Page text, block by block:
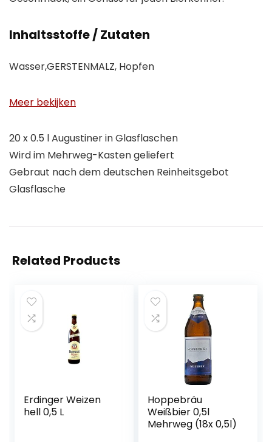
Inhaltsstoffe / Zutaten
Wasser,GERSTENMALZ, Hopfen
Meer bekijken
20 x 0.5 l Augustiner in Glasflaschen
Wird im Mehrweg-Kasten geliefert
Gebraut nach dem deutschen Reinheitsgebot
Glasflasche
Related Products
Erdinger Weizen
hell 0,5 L
Hoppebräu
Weißbier 0,5l
Mehrweg (18x 0,5l)